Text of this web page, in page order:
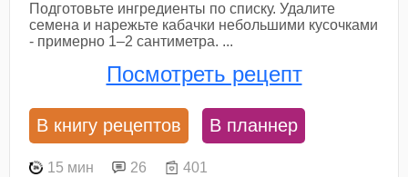
Подготовьте ингредиенты по списку. Удалите
семена и нарежьте кабачки небольшими кусочками
- примерно 1–2 сантиметра. ...
Посмотреть рецепт
В книгу рецептов В планнер
15 мин 26 401